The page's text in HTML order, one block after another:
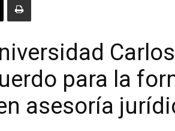
para la
asesoría